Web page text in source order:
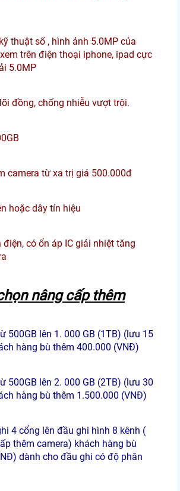
thuật số , hình ảnh 5.0MP của
trên điện thoại iphone, ipad cực
5.0MP
đồng, chống nhiễu vượt trội.
camera từ xa trị giá 500.000đ
hoặc dây tín hiệu
điện, có ổn áp IC giải nhiệt tăng
nâng cấp thêm
500GB lên 1. 000 GB (1TB) (lưu 15
hàng bù thêm 400.000 (VNĐ)
500GB lên 2. 000 GB (2TB) (lưu 30
hàng bù thêm 1.500.000 (VNĐ)
4 cổng lên đầu ghi hình 8 kênh (
thêm camera) khách hàng bù
dành cho đầu ghi có độ phân